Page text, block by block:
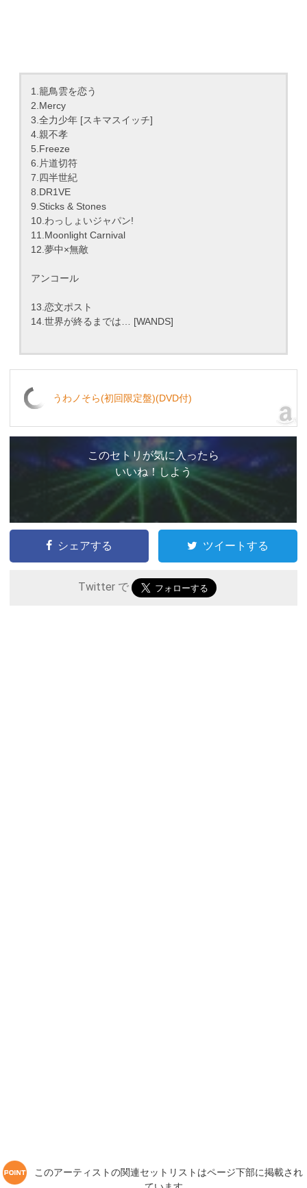
1.籠鳥雲を恋う
2.Mercy
3.全力少年 [スキマスイッチ]
4.親不孝
5.Freeze
6.片道切符
7.四半世紀
8.DR1VE
9.Sticks & Stones
10.わっしょいジャパン!
11.Moonlight Carnival
12.夢中×無敵
アンコール
13.恋文ポスト
14.世界が終るまでは… [WANDS]
うわノそら(初回限定盤)(DVD付)
このセトリが気に入ったら
いいね！しよう
シェアする ツイートする
Twitter で
このアーティストの関連セットリストはページ下部に掲載され